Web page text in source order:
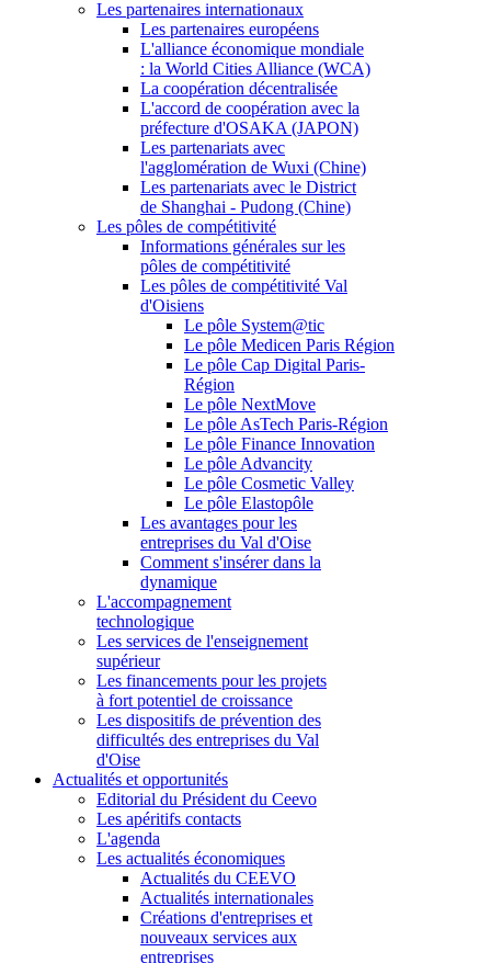
Les partenaires internationaux
Les partenaires européens
L'alliance économique mondiale
: la World Cities Alliance (WCA)
La coopération décentralisée
L'accord de coopération avec la
préfecture d'OSAKA (JAPON)
Les partenariats avec
l'agglomération de Wuxi (Chine)
Les partenariats avec le District
de Shanghai - Pudong (Chine)
Les pôles de compétitivité
Informations générales sur les
pôles de compétitivité
Les pôles de compétitivité Val
d'Oisiens
Le pôle System@tic
Le pôle Medicen Paris Région
Le pôle Cap Digital Paris-
Région
Le pôle NextMove
Le pôle AsTech Paris-Région
Le pôle Finance Innovation
Le pôle Advancity
Le pôle Cosmetic Valley
Le pôle Elastopôle
Les avantages pour les
entreprises du Val d'Oise
Comment s'insérer dans la
dynamique
L'accompagnement
technologique
Les services de l'enseignement
supérieur
Les financements pour les projets
à fort potentiel de croissance
Les dispositifs de prévention des
difficultés des entreprises du Val
d'Oise
Actualités et opportunités
Editorial du Président du Ceevo
Les apéritifs contacts
L'agenda
Les actualités économiques
Actualités du CEEVO
Actualités internationales
Créations d'entreprises et
nouveaux services aux
entreprises